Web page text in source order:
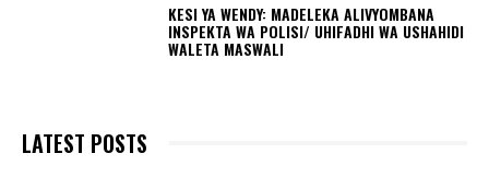
KESI YA WENDY: MADELEKA ALIVYOMBANA
INSPEKTA WA POLISI/ UHIFADHI WA USHAHIDI
WALETA MASWALI
LATEST POSTS